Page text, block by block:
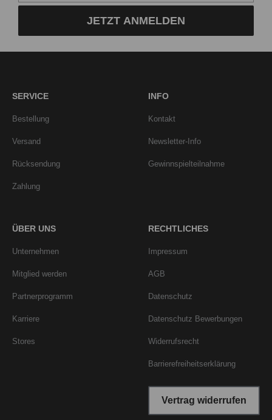
JETZT ANMELDEN
SERVICE
Bestellung
Versand
Rücksendung
Zahlung
INFO
Kontakt
Newsletter-Info
Gewinnspielteilnahme
ÜBER UNS
Unternehmen
Mitglied werden
Partnerprogramm
Karriere
Stores
RECHTLICHES
Impressum
AGB
Datenschutz
Datenschutz Bewerbungen
Widerrufsrecht
Barrierefreiheitserklärung
Vertrag widerrufen